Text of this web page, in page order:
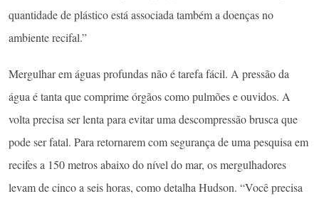
quantidade de plástico está associada também a doenças no
ambiente recifal.”
Mergulhar em águas profundas não é tarefa fácil. A pressão da
água é tanta que comprime órgãos como pulmões e ouvidos. A
volta precisa ser lenta para evitar uma descompressão brusca que
pode ser fatal. Para retornarem com segurança de uma pesquisa em
recifes a 150 metros abaixo do nível do mar, os mergulhadores
levam de cinco a seis horas, como detalha Hudson. “Você precisa